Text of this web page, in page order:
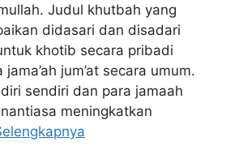
Judul khutbah yang
didasari dan disadari
khotib secara pribadi
jum’at secara umum.
sendiri dan para jamaah
meningkatkan